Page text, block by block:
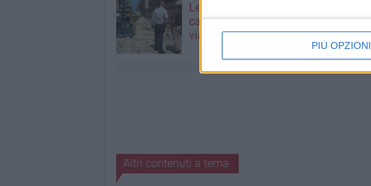
PIÙ OPZIONI
Leccese: "Guardiamo oltre il
cantiere, stiamo costruendo la
via Manzoni di domani"
Altri contenuti a tema